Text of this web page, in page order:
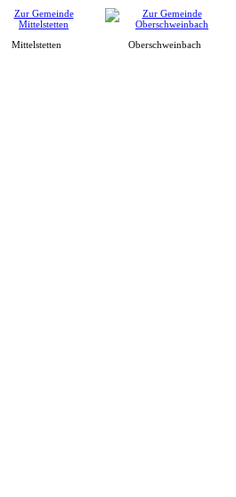
Mittelstetten Oberschweinbach